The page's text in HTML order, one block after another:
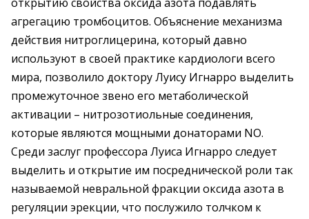
агрегацию тромбоцитов. Объяснение механизма
действия нитроглицерина, который давно
используют в своей практике кардиологи всего
мира, позволило доктору Луису Игнарро выделить
промежуточное звено его метаболической
активации – нитрозотиольные соединения,
которые являются мощными донаторами NO.
Среди заслуг профессора Луиса Игнарро следует
выделить и открытие им посреднической роли так
называемой невральной фракции оксида азота в
регуляции эрекции, что послужило толчком к